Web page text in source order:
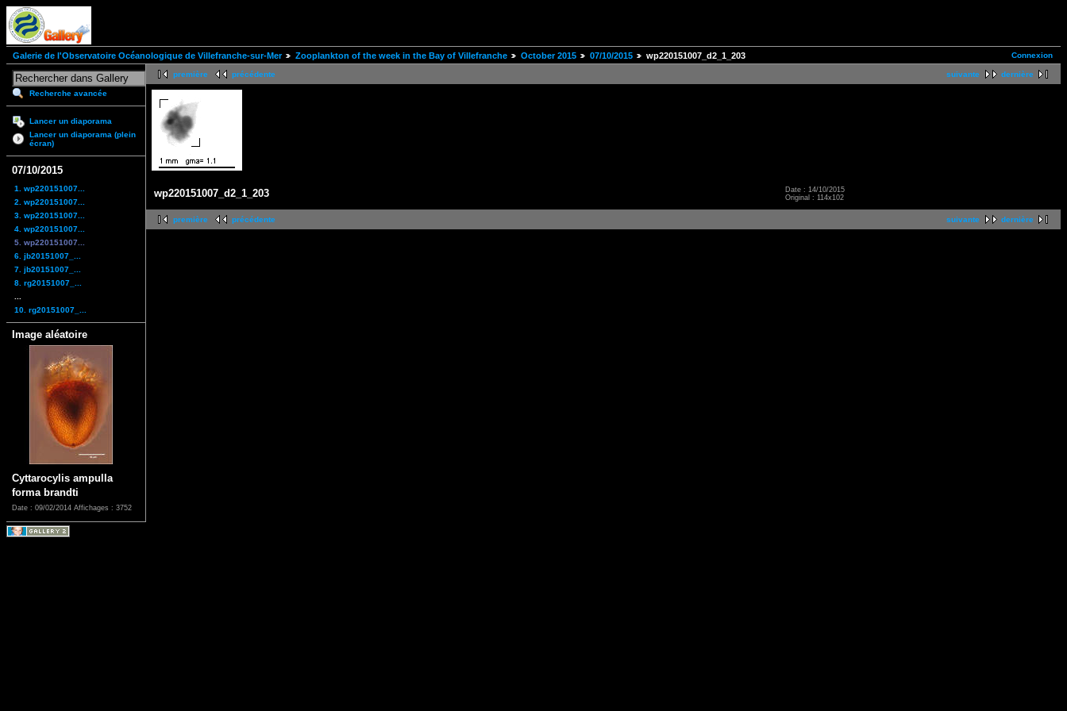
Connexion
Galerie de l'Observatoire Océanologique de Villefranche-sur-Mer Zooplankton of the week in the Bay of Villefranche October 2015 07/10/2015 wp220151007_d2_1_203
Recherche avancée
Lancer un diaporama
Lancer un diaporama (plein
écran)
07/10/2015
1. wp220151007...
2. wp220151007...
3. wp220151007...
4. wp220151007...
5. wp220151007...
6. jb20151007_...
7. jb20151007_...
8. rg20151007_...
10. rg20151007_...
Image aléatoire
Cyttarocylis ampulla
forma brandti
Date : 09/02/2014 Affichages : 3752
suivante dernière
première précédente
wp220151007_d2_1_203
Date : 14/10/2015
Original : 114x102
suivante dernière
première précédente